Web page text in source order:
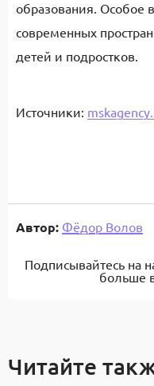
образования. Особое
современных
детей и подростков.
Источники:
Автор: Фёдор Волов
Подписывайтесь на
больше
Читайте